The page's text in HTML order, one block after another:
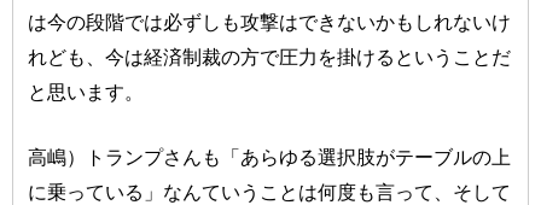
は今の段階では必ずしも攻撃はできないかもしれないけ
れども、今は経済制裁の方で圧力を掛けるということだ
と思います。
高嶋）トランプさんも「あらゆる選択肢がテーブルの上
に乗っている」なんていうことは何度も言って、そして